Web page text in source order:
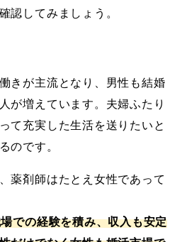
認してみましょう。
きが主流となり、男性も結婚
が増えています。夫婦ふたり
て充実した生活を送りたいと
のです。
薬剤師はたとえ女性であって
での経験を積み、収入も安定